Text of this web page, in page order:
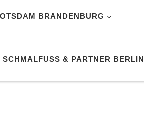
BRANDENBURG
& PARTNER BERLIN